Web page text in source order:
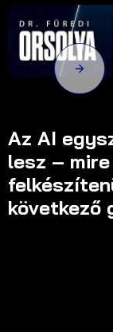
Az AI
lesz –
következő